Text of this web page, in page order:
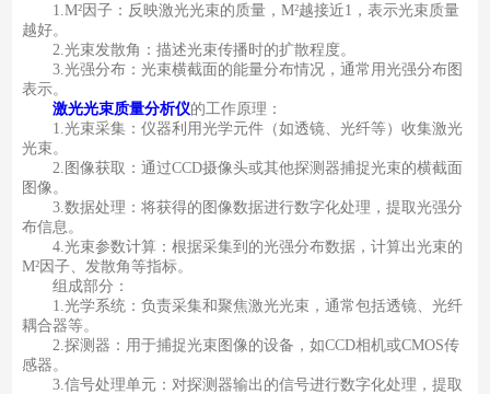
1.M²因子：反映激光光束的质量，M²越接近1，表示光束质量
越好。
2.光束发散角：描述光束传播时的扩散程度。
3.光强分布：光束横截面的能量分布情况，通常用光强分布图
表示。
激光光束质量分析仪的工作原理：
1.光束采集：仪器利用光学元件（如透镜、光纤等）收集激光
光束。
2.图像获取：通过CCD摄像头或其他探测器捕捉光束的横截面
图像。
3.数据处理：将获得的图像数据进行数字化处理，提取光强分
布信息。
4.光束参数计算：根据采集到的光强分布数据，计算出光束的
M²因子、发散角等指标。
组成部分：
1.光学系统：负责采集和聚焦激光光束，通常包括透镜、光纤
耦合器等。
2.探测器：用于捕捉光束图像的设备，如CCD相机或CMOS传
感器。
3.信号处理单元：对探测器输出的信号进行数字化处理，提取